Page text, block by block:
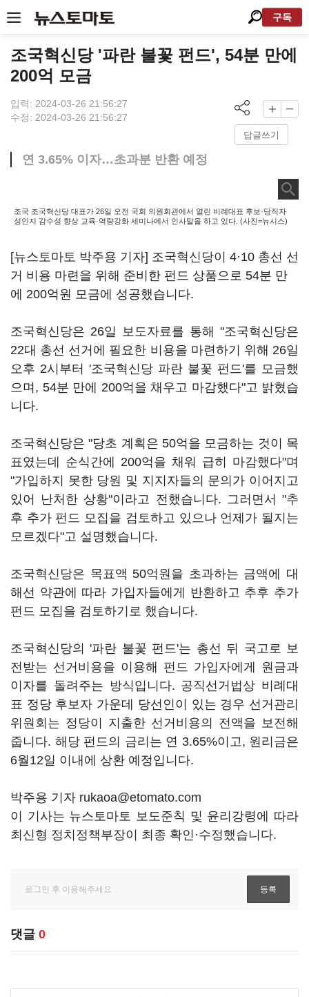
구독
조국혁신당 '파란 불꽃 펀드', 54분 만에
200억 모금
입력: 2024-03-26 21:56:27
수정: 2024-03-26 21:56:27
답글쓰기
연 3.65% 이자…초과분 반환 예정
조국 조국혁신당 대표가 26일 오전 국회 의원회관에서 열린 비례대표 후보·당직자
성인지 감수성 향상 교육·역량강화 세미나에서 인사말을 하고 있다. (사진=뉴시스)
[뉴스토마토 박주용 기자] 조국혁신당이 4·10 총선 선
거 비용 마련을 위해 준비한 펀드 상품으로 54분 만
에 200억원 모금에 성공했습니다.
조국혁신당은 26일 보도자료를 통해 "조국혁신당은
22대 총선 선거에 필요한 비용을 마련하기 위해 26일
오후 2시부터 '조국혁신당 파란 불꽃 펀드'를 모금했
으며, 54분 만에 200억을 채우고 마감했다"고 밝혔습
니다.
조국혁신당은 "당초 계획은 50억을 모금하는 것이 목
표였는데 순식간에 200억을 채워 급히 마감했다"며
"가입하지 못한 당원 및 지지자들의 문의가 이어지고
있어 난처한 상황"이라고 전했습니다. 그러면서 "추
후 추가 펀드 모집을 검토하고 있으나 언제가 될지는
모르겠다"고 설명했습니다.
조국혁신당은 목표액 50억원을 초과하는 금액에 대
해선 약관에 따라 가입자들에게 반환하고 추후 추가
펀드 모집을 검토하기로 했습니다.
조국혁신당의 '파란 불꽃 펀드'는 총선 뒤 국고로 보
전받는 선거비용을 이용해 펀드 가입자에게 원금과
이자를 돌려주는 방식입니다. 공직선거법상 비례대
표 정당 후보자 가운데 당선인이 있는 경우 선거관리
위원회는 정당이 지출한 선거비용의 전액을 보전해
줍니다. 해당 펀드의 금리는 연 3.65%이고, 원리금은
6월12일 이내에 상환 예정입니다.
박주용 기자 rukaoa@etomato.com
이 기사는 뉴스토마토 보도준칙 및 윤리강령에 따라
최신형 정치정책부장이 최종 확인·수정했습니다.
댓글 0